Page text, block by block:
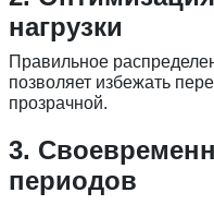
нагрузки
Правильное
позволяет избежать
прозрачной.
3.
периодов